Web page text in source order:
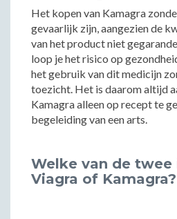
Het kopen van Kamagra
gevaarlijk zijn, aangezien de
van het product niet
loop je het risico op
het gebruik van dit medicijn
toezicht. Het is daarom altijd
Kamagra alleen op recept te
begeleiding van een arts.
Welke van de
Viagra of Kamagra?